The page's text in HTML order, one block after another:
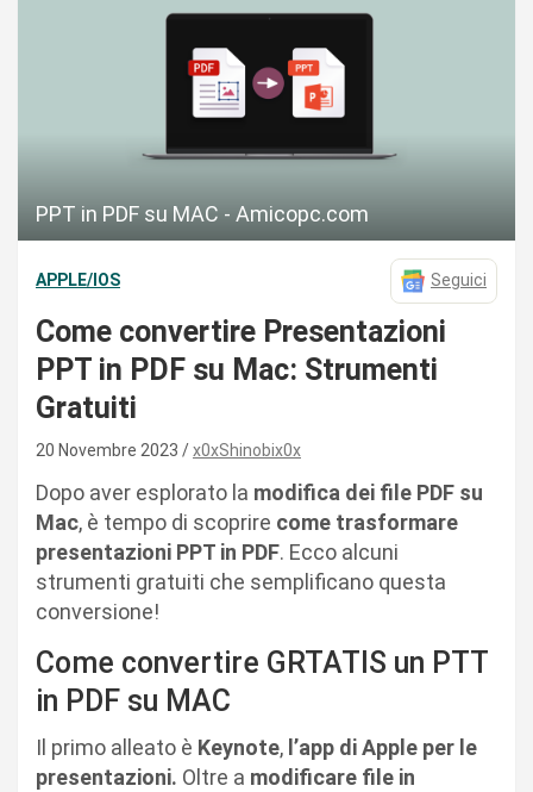
PPT in PDF su MAC - Amicopc.com
APPLE/IOS Seguici
Come convertire Presentazioni
PPT in PDF su Mac: Strumenti
Gratuiti
20 Novembre 2023 x0xShinobix0x
Dopo aver esplorato la modifica dei file PDF su
Mac, è tempo di scoprire come trasformare
presentazioni PPT in PDF. Ecco alcuni
strumenti gratuiti che semplificano questa
conversione!
Come convertire GRTATIS un PTT
in PDF su MAC
Il primo alleato è Keynote, l’app di Apple per le
presentazioni. Oltre a modificare file in